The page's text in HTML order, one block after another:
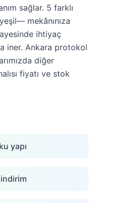
sağlar. 5 farklı
mekânınıza
ihtiyaç
iner. Ankara protokol
diğer
fiyatı ve stok
yapı